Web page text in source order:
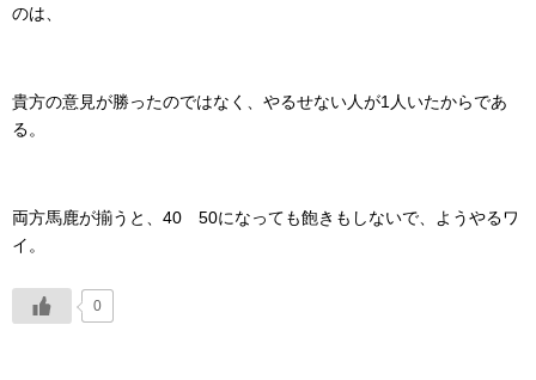
のは、
貴方の意見が勝ったのではなく、やるせない人が1人いたからであ
る。
両方馬鹿が揃うと、40 50になっても飽きもしないで、ようやるワ
イ。
0